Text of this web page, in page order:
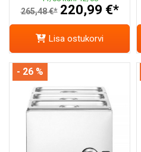
265,48 €* 220,99 €*
Lisa ostukorvi
- 26 %